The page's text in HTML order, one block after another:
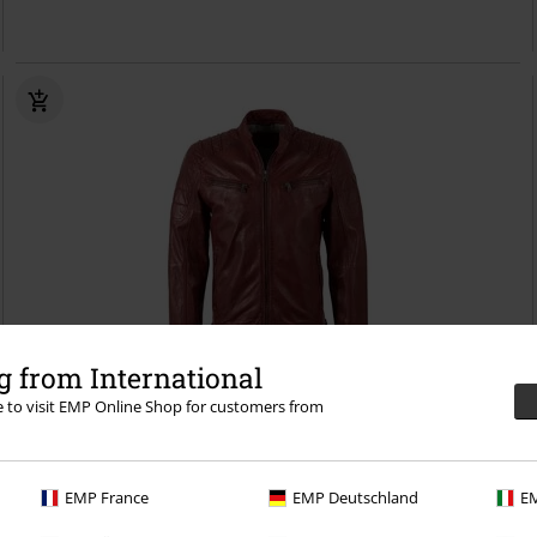
from International
to visit EMP Online Shop for customers from
EMP France EMP Deutschland
% 100% leder
Vanaf€ 183,59
Camren Slim Fit NSLVW Mauritius Lederen jas